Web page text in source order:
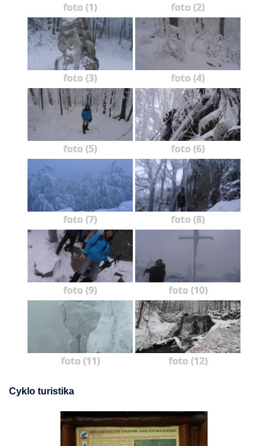
foto (1) foto (2)
foto (3) foto (4)
foto (5) foto (6)
foto (7) foto (8)
foto (9) foto (10)
foto (11) foto (12)
Cyklo turistika